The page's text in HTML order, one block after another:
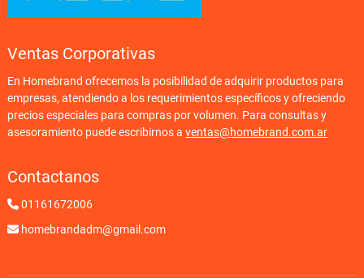
Ventas Corporativas
En Homebrand ofrecemos la posibilidad de adquirir productos para
empresas, atendiendo a los requerimientos específicos y ofreciendo
precios especiales para compras por volumen. Para consultas y
asesoramiento puede escribirnos a ventas@homebrand.com.ar
Contactanos
01161672006
homebrandadm@gmail.com